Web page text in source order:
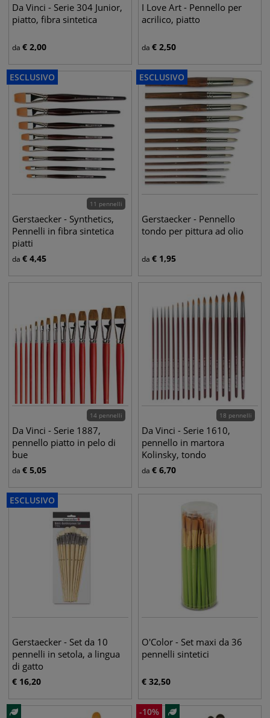
Da Vinci - Serie 304 Junior,
piatto, fibra sintetica
da € 2,00
I Love Art - Pennello per
acrilico, piatto
da € 2,50
ESCLUSIVO
11 pennelli
Gerstaecker - Synthetics,
Pennelli in fibra sintetica
piatti
da € 4,45
ESCLUSIVO
Gerstaecker - Pennello
tondo per pittura ad olio
da € 1,95
14 pennelli
Da Vinci - Serie 1887,
pennello piatto in pelo di
bue
da € 5,05
18 pennelli
Da Vinci - Serie 1610,
pennello in martora
Kolinsky, tondo
da € 6,70
ESCLUSIVO
Gerstaecker - Set da 10
pennelli in setola, a lingua
di gatto
€ 16,20
O'Color - Set maxi da 36
pennelli sintetici
€ 32,50
-10%